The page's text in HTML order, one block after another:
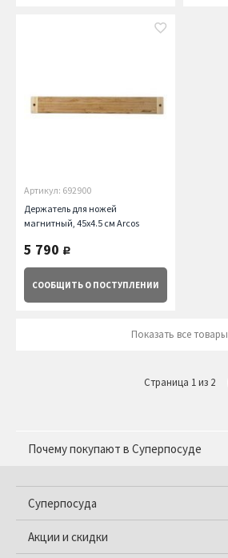
Артикул: 692900
Держатель для ножей
магнитный, 45х4.5 см Arcos
5 790 руб.
СООБЩИТЬ О ПОСТУПЛЕНИИ
Показать все товары
Страница 1 из 2
Почему покупают в Суперпосуде
Суперпосуда
Акции и скидки